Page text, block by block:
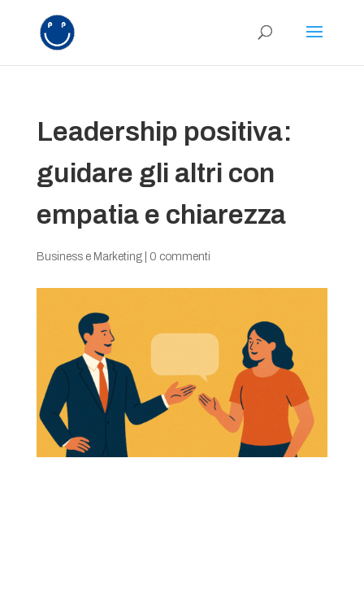
Leadership positiva:
guidare gli altri con
empatia e chiarezza
Business e Marketing| 0 commenti